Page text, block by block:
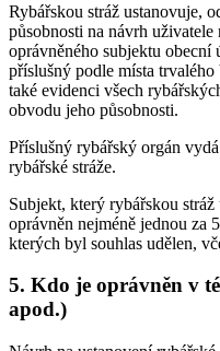
Rybářskou stráž ustanovuje,
působnosti na návrh
oprávněného subjektu obecní
příslušný podle místa
také evidenci všech
obvodu jeho působnosti.
Příslušný rybářský orgán
rybářské stráže.
Subjekt, který rybářskou
oprávněn nejméně jednou za
kterých byl souhlas udělen,
5. Kdo je oprávněn v
apod.)